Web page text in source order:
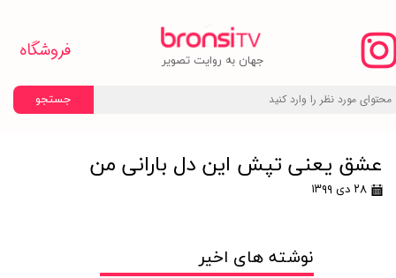
​جهان به روایت تصویر
جستجو
فروشگاه
عشق یعنی تپش این دل بارانی من
۲۸ دی ۱۳۹۹
نوشته های اخیر